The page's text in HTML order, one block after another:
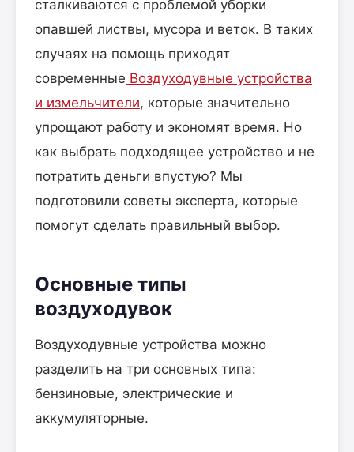
сталкиваются с проблемой уборки
опавшей листвы, мусора и веток. В таких
случаях на помощь приходят
современные Воздуходувные устройства
и измельчители, которые значительно
упрощают работу и экономят время. Но
как выбрать подходящее устройство и не
потратить деньги впустую? Мы
подготовили советы эксперта, которые
помогут сделать правильный выбор.
Основные типы
воздуходувок
Воздуходувные устройства можно
разделить на три основных типа:
бензиновые, электрические и
аккумуляторные.